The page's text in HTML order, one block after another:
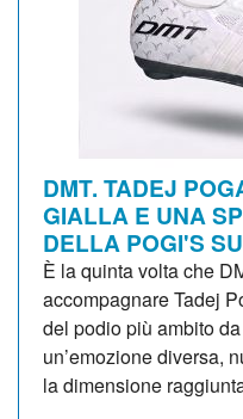
DMT. TADEJ
GIALLA E UNA
DELLA POGI'S
È la quinta volta che
accompagnare Tadej
del podio più ambito
un’emozione diversa,
la dimensione